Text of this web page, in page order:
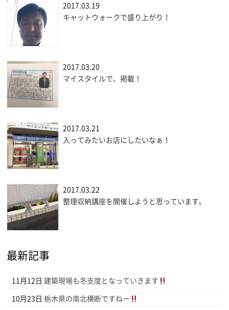
2017.03.19
キャットウォークで盛り上がり！
2017.03.20
マイスタイルで、掲載！
2017.03.21
入ってみたいお店にしたいなぁ！
2017.03.22
整理収納講座を開催しようと思っています。
最新記事
11月12日 建築現場も冬支度となっていきます
10月23日 栃木県の南北横断ですねー